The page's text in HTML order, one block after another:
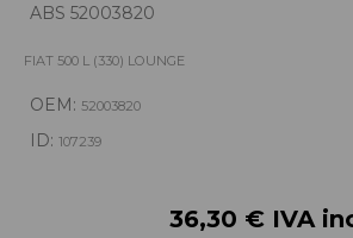
ABS 52003820
FIAT 500 L (330) LOUNGE
OEM: 52003820
ID: 107239
36,30 € IVA